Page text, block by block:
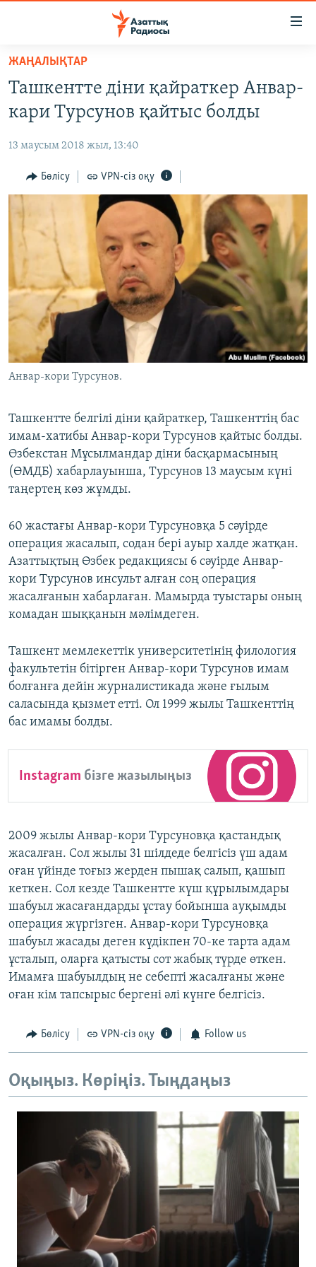
Skip
main
content
to
Navigation
Skip
Search
AZATTYQTV
ҚАҢТАР ОҚИҒАСЫ
АДАМ ҚҰҚЫҚТАРЫ
ӘЛЕУМЕТ
ӘЛЕМ
АРНАЙЫ ЖОБАЛАР
Русский
ЖАЗЫЛЫҢЫЗ
ЖАҢАЛЫҚТАР
Ташкентте діни қайраткер Анвар-
кари Турсунов қайтыс болды
13 маусым 2018 жыл, 13:40
Бөлісу VPN-сіз оқу
Анвар-кори Турсунов.
Ташкентте белгілі діни қайраткер, Ташкенттің бас
имам-хатибы Анвар-кори Турсунов қайтыс болды.
Өзбекстан Мұсылмандар діни басқармасының
(ӨМДБ) хабарлауынша, Турсунов 13 маусым күні
таңертең көз жұмды.
60 жастағы Анвар-кори Турсуновқа 5 сәуірде
операция жасалып, содан бері ауыр халде жатқан.
Азаттықтың Өзбек редакциясы 6 сәуірде Анвар-
кори Турсунов инсульт алған соң операция
жасалғанын хабарлаған. Мамырда туыстары оның
комадан шыққанын мәлімдеген.
Ташкент мемлекеттік университетінің филология
факультетін бітірген Анвар-кори Турсунов имам
болғанға дейін журналистикада және ғылым
саласында қызмет етті. Ол 1999 жылы Ташкенттің
бас имамы болды.
Instagram бізге жазылыңыз
2009 жылы Анвар-кори Турсуновқа қастандық
жасалған. Сол жылы 31 шілдеде белгісіз үш адам
оған үйінде тоғыз жерден пышақ салып, қашып
кеткен. Сол кезде Ташкентте күш құрылымдары
шабуыл жасағандарды ұстау бойынша ауқымды
операция жүргізген. Анвар-кори Турсуновқа
шабуыл жасады деген күдікпен 70-ке тарта адам
ұсталып, оларға қатысты сот жабық түрде өткен.
Имамға шабуылдың не себепті жасалғаны және
оған кім тапсырыс бергені әлі күнге белгісіз.
Бөлісу VPN-сіз оқу Follow us
Оқыңыз. Көріңіз. Тыңдаңыз